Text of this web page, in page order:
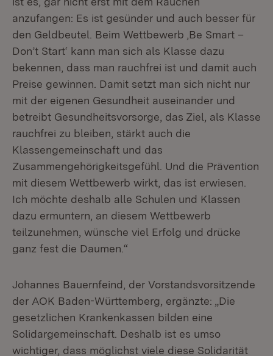
anzufangen: Es ist gesünder und auch besser für
den Geldbeutel. Beim Wettbewerb ‚Be Smart –
Don’t Start‘ kann man sich als Klasse dazu
bekennen, dass man rauchfrei ist und damit auch
Preise gewinnen. Damit setzt man sich nicht nur
mit der eigenen Gesundheit auseinander und
betreibt Gesundheitsvorsorge, das Ziel, als Klasse
rauchfrei zu bleiben, stärkt auch die
Klassengemeinschaft und das
Zusammengehörigkeitsgefühl. Und die Prävention
mit diesem Wettbewerb wirkt, das ist erwiesen.
Ich möchte deshalb alle Schulen und Klassen
dazu ermuntern, an diesem Wettbewerb
teilzunehmen, wünsche viel Erfolg und drücke
ganz fest die Daumen.“
Johannes Bauernfeind, der Vorstandsvorsitzende
der AOK Baden-Württemberg, ergänzte: „Die
gesetzlichen Krankenkassen bilden eine
Solidargemeinschaft. Deshalb ist es umso
wichtiger, dass möglichst viele diese Solidarität